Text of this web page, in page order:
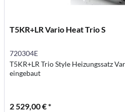
T5KR+LR Vario Heat Trio S
720304E
T5KR+LR Trio Style Heizungssatz
eingebaut
2 529,00 € *